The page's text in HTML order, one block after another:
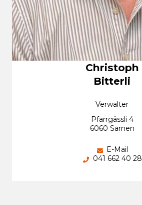
Christoph
Bitterli
Verwalter
Pfarrgässli 4
6060 Sarnen
E-Mail
041 662 40 28